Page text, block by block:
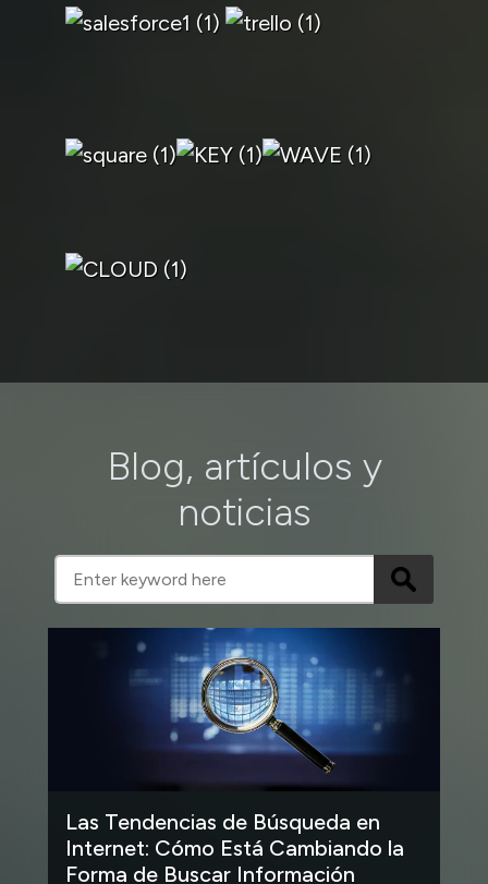
Blog, artículos y
noticias
Las Tendencias de Búsqueda en
Internet: Cómo Está Cambiando la
Forma de Buscar Información